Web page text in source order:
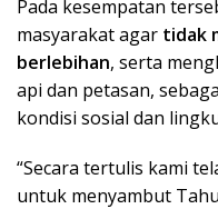
Pada kesempatan
masyarakat agar tidak
berlebihan, serta
api dan petasan,
kondisi sosial dan
“Secara tertulis kami
untuk menyambut